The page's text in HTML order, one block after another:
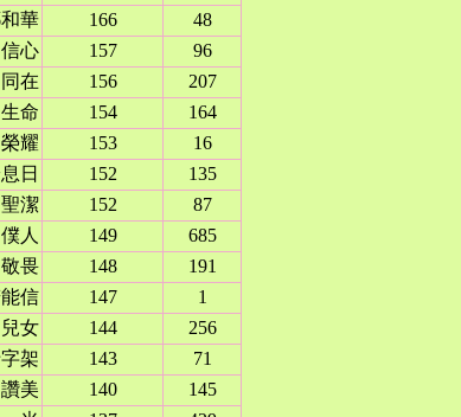
華
166
48
信心
157
96
同在
156
207
生命
154
164
耀
153
16
日
152
135
聖潔
152
87
僕人
149
685
敬畏
148
191
信
147
1
兒女
144
256
架
143
71
讚美
140
145